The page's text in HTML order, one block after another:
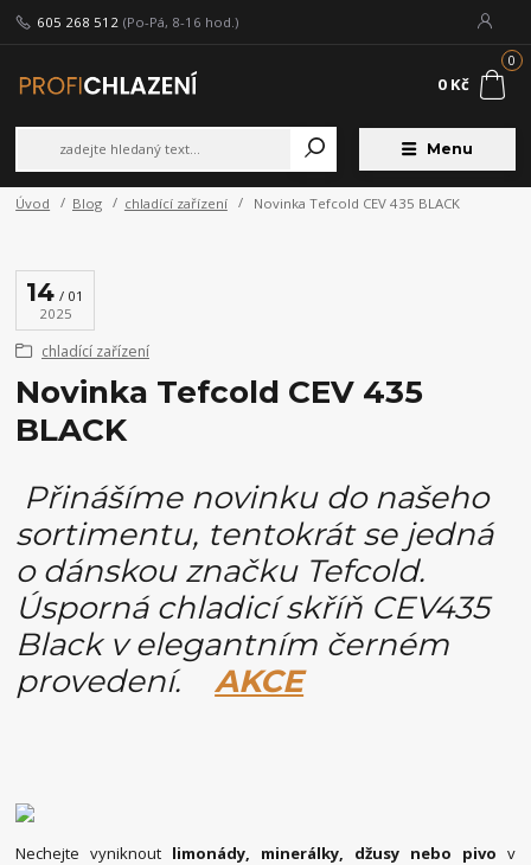
Menu
605 268 512 (Po-Pá, 8-16 hod.)
0
0 Kč
Úvod Blog chladící zařízení Novinka Tefcold CEV 435 BLACK
14
01
2025
chladící zařízení
Novinka Tefcold CEV 435
BLACK
Přinášíme novinku do našeho
sortimentu, tentokrát se jedná
o dánskou značku Tefcold.
Úsporná chladicí skříň CEV435
Black v elegantním černém
provedení.
AKCE
Nechejte vyniknout limonády, minerálky, džusy nebo pivo v